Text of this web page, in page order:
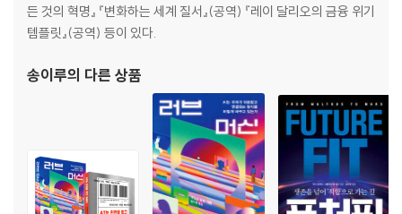
든 것의 혁명』 『변화하는 세계 질서』(공역) 『레이 달리오의 금융 위기
템플릿』(공역) 등이 있다.
송이루의 다른 상품